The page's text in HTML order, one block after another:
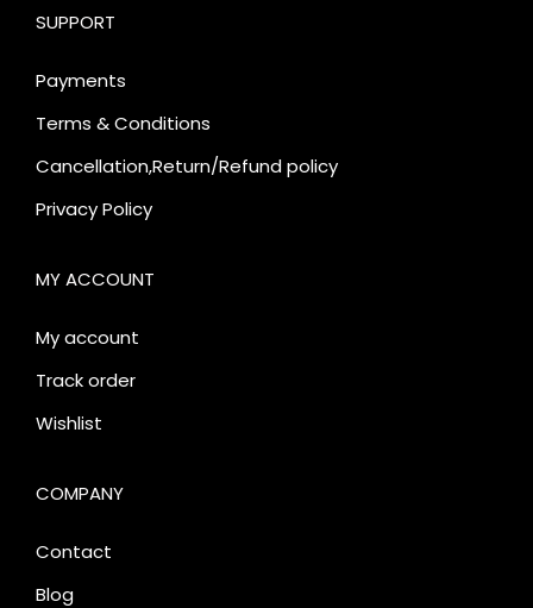
SUPPORT
Payments
Terms & Conditions
Cancellation,Return/Refund policy
Privacy Policy
MY ACCOUNT
My account
Track order
Wishlist
COMPANY
Contact
Blog